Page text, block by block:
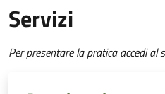
Servizi
Per presentare la pratica accedi al